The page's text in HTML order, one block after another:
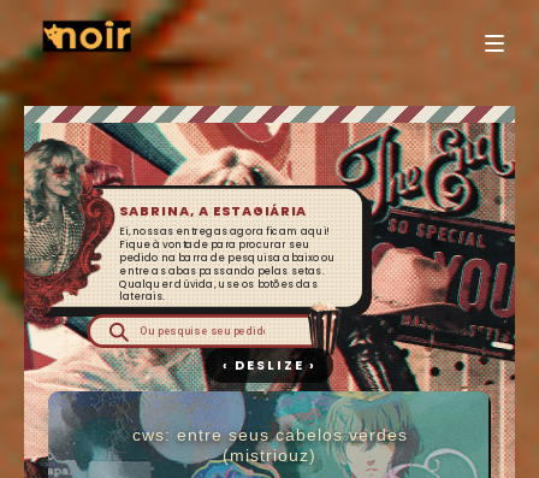
SABRINA, A ESTAGIÁRIA
Ei, nossas entregas agora ficam aqui!
Fique à vontade para procurar seu
pedido na barra de pesquisa abaixo ou
entre as abas passando pelas setas.
Qualquer dúvida, use os botões das
laterais.
cws: entre seus cabelos verdes
(mistriouz)